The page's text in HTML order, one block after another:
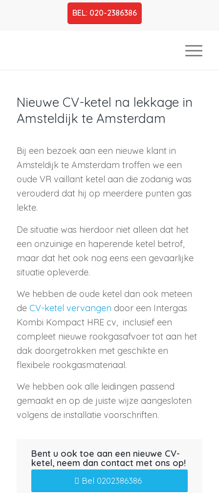
BEL: 020-2386386
Nieuwe CV-ketel na lekkage in
Amsteldijk te Amsterdam
Bij een bezoek aan een nieuwe klant in
Amsteldijk te Amsterdam troffen we een
oude VR vaillant ketel aan die zodanig was
verouderd dat hij op meerdere punten gas
lekte.
De situatie was hierdoor niet alleen dat het
een onzuinige en haperende ketel betrof,
maar dat het ook nog eens een gevaarlijke
situatie opleverde.
We hebben de oude ketel dan ook meteen
de CV-ketel vervangen door een Intergas
Kombi Kompact HRE cv, inclusief een
compleet nieuwe rookgasafvoer tot aan het
dak doorgetrokken met geschikte en
flexibele rookgasmateriaal.
We hebben ook alle leidingen passend
gemaakt en op de juiste wijze aangesloten
volgens de installatie voorschriften.
Bent u ook toe aan een nieuwe CV-
ketel, neem dan contact met ons op!
Bel 0202386386